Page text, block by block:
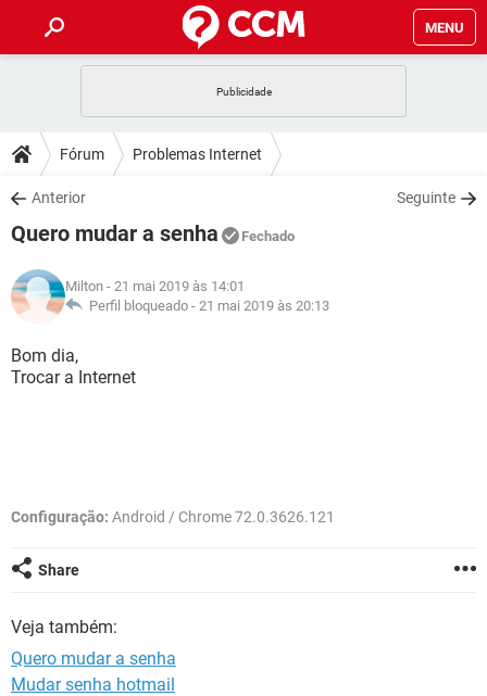
MENU
CELULAR FACEBOOK
OUTLOOK
INSTAGRAM GMAIL
GUIA DE COMPRAS
DICAS
JOGOS WHATSAPP
INSTAGRAM
DOWNLOADS
JOGOS WHATSAPP
CELULAR
OUTLOOK EXCEL
INSTAGRAM
GUIA DE COMPRAS
FÓRUM
JOGOS
OUTLOOK
GLOSSÁRIO
JOGOS
CELULAR
Fórum Problemas Internet
Anterior Seguinte
Quero mudar a senha Fechado
Milton - 21 mai 2019 às 14:01
Perfil bloqueado - 21 mai 2019 às 20:13
Bom dia,
Trocar a Internet
Configuração: Android / Chrome 72.0.3626.121
Share
Veja também:
Quero mudar a senha
Mudar senha hotmail